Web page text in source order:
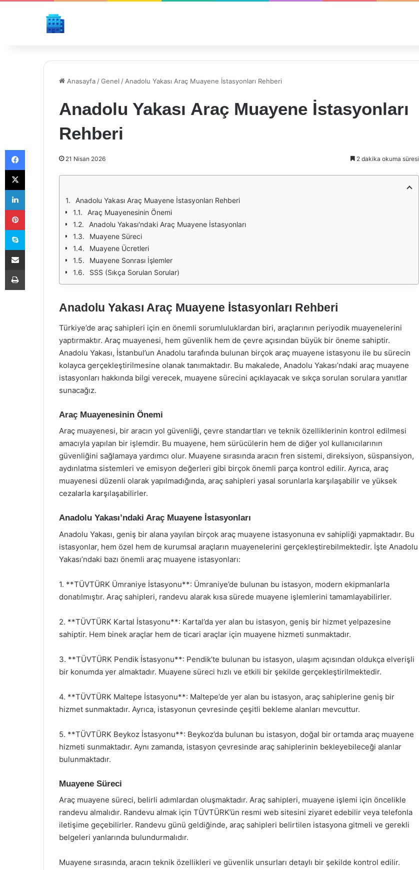
Anasayfa /Genel / Anadolu Yakası Araç Muayene İstasyonları Rehberi
Anadolu Yakası Araç Muayene İstasyonları
Rehberi
21 Nisan 2026 2 dakika okuma süresi
Anadolu Yakası Araç Muayene İstasyonları Rehberi
Araç Muayenesinin Önemi
Anadolu Yakası'ndaki Araç Muayene İstasyonları
Muayene Süreci
Muayene Ücretleri
Muayene Sonrası İşlemler
SSS (Sıkça Sorulan Sorular)
Anadolu Yakası Araç Muayene İstasyonları Rehberi
Türkiye’de araç sahipleri için en önemli sorumluluklardan biri, araçlarının periyodik muayenelerini
yaptırmaktır. Araç muayenesi, hem güvenlik hem de çevre açısından büyük bir öneme sahiptir.
Anadolu Yakası, İstanbul’un Anadolu tarafında bulunan birçok araç muayene istasyonu ile bu sürecin
kolayca gerçekleştirilmesine olanak tanımaktadır. Bu makalede, Anadolu Yakası’ndaki araç muayene
istasyonları hakkında bilgi verecek, muayene sürecini açıklayacak ve sıkça sorulan sorulara yanıtlar
sunacağız.
Araç Muayenesinin Önemi
Araç muayenesi, bir aracın yol güvenliği, çevre standartları ve teknik özelliklerinin kontrol edilmesi
amacıyla yapılan bir işlemdir. Bu muayene, hem sürücülerin hem de diğer yol kullanıcılarının
güvenliğini sağlamaya yardımcı olur. Muayene sırasında aracın fren sistemi, direksiyon, süspansiyon,
aydınlatma sistemleri ve emisyon değerleri gibi birçok önemli parça kontrol edilir. Ayrıca, araç
muayenesi düzenli olarak yapılmadığında, araç sahipleri yasal sorunlarla karşılaşabilir ve yüksek
cezalarla karşılaşabilirler.
Anadolu Yakası’ndaki Araç Muayene İstasyonları
Anadolu Yakası, geniş bir alana yayılan birçok araç muayene istasyonuna ev sahipliği yapmaktadır. Bu
istasyonlar, hem özel hem de kurumsal araçların muayenelerini gerçekleştirebilmektedir. İşte Anadolu
Yakası’ndaki bazı önemli araç muayene istasyonları:
1. **TÜVTÜRK Ümraniye İstasyonu**: Ümraniye’de bulunan bu istasyon, modern ekipmanlarla
donatılmıştır. Araç sahipleri, randevu alarak kısa sürede muayene işlemlerini tamamlayabilirler.
2. **TÜVTÜRK Kartal İstasyonu**: Kartal’da yer alan bu istasyon, geniş bir hizmet yelpazesine
sahiptir. Hem binek araçlar hem de ticari araçlar için muayene hizmeti sunmaktadır.
3. **TÜVTÜRK Pendik İstasyonu**: Pendik’te bulunan bu istasyon, ulaşım açısından oldukça elverişli
bir konumda yer almaktadır. Muayene süreci hızlı ve etkili bir şekilde gerçekleştirilmektedir.
4. **TÜVTÜRK Maltepe İstasyonu**: Maltepe’de yer alan bu istasyon, araç sahiplerine geniş bir
hizmet sunmaktadır. Ayrıca, istasyonun çevresinde çeşitli bekleme alanları mevcuttur.
5. **TÜVTÜRK Beykoz İstasyonu**: Beykoz’da bulunan bu istasyon, doğal bir ortamda araç muayene
hizmeti sunmaktadır. Aynı zamanda, istasyon çevresinde araç sahiplerinin bekleyebileceği alanlar
bulunmaktadır.
Muayene Süreci
Araç muayene süreci, belirli adımlardan oluşmaktadır. Araç sahipleri, muayene işlemi için öncelikle
randevu almalıdır. Randevu almak için TÜVTÜRK’ün resmi web sitesini ziyaret edebilir veya telefonla
iletişime geçebilirler. Randevu günü geldiğinde, araç sahipleri belirtilen istasyona gitmeli ve gerekli
belgeleri yanlarında bulundurmalıdır.
Muayene sırasında, aracın teknik özellikleri ve güvenlik unsurları detaylı bir şekilde kontrol edilir.
Facebook
X
LinkedIn
Pinterest
Skype
E-Posta ile paylaş